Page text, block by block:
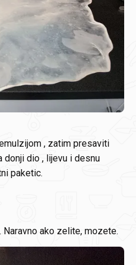
, zatim presaviti
donji dio , lijevu i desnu
paketic.
ako zelite, mozete.